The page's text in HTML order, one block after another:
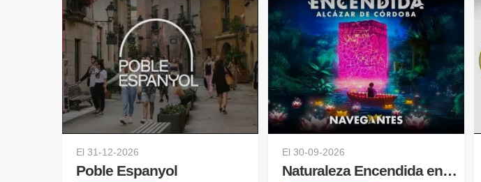
El31-12-2026
Poble Espanyol
El30-09-2026
Naturaleza Encendida en Córdoba